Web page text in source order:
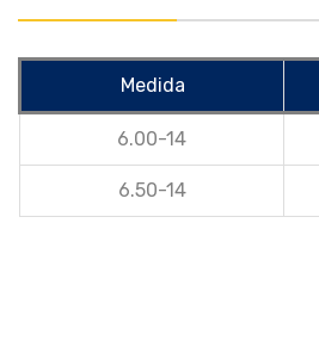
Medida
6.00-14
6.50-14